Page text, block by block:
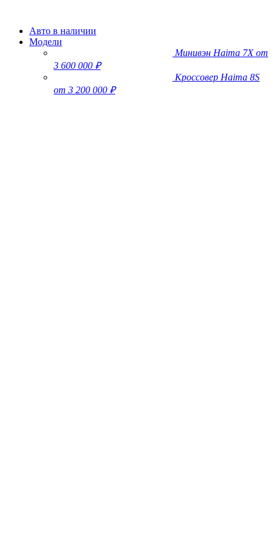
Авто в наличии
Модели
Минивэн Haima 7X от
3 600 000 ₽
Кроссовер Haima 8S
от 3 200 000 ₽